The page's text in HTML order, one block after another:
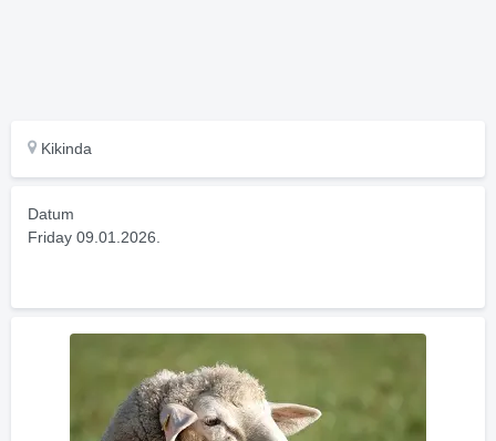
Kikinda
Datum
Friday 09.01.2026.